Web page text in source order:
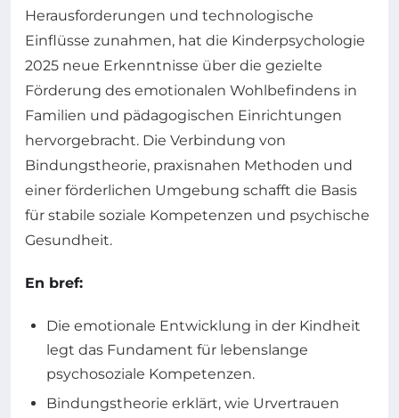
Herausforderungen und technologische
Einflüsse zunahmen, hat die Kinderpsychologie
2025 neue Erkenntnisse über die gezielte
Förderung des emotionalen Wohlbefindens in
Familien und pädagogischen Einrichtungen
hervorgebracht. Die Verbindung von
Bindungstheorie, praxisnahen Methoden und
einer förderlichen Umgebung schafft die Basis
für stabile soziale Kompetenzen und psychische
Gesundheit.
En bref:
Die emotionale Entwicklung in der Kindheit
legt das Fundament für lebenslange
psychosoziale Kompetenzen.
Bindungstheorie erklärt, wie Urvertrauen